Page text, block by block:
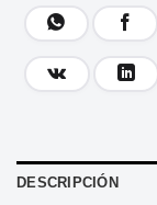
DESCRIPCIÓN